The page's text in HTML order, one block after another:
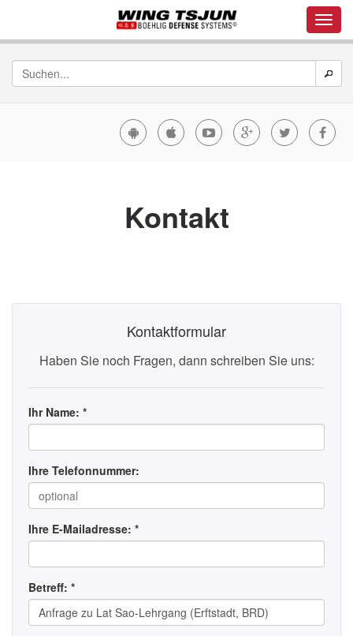
Kontakt
Kontaktformular
Haben Sie noch Fragen, dann schreiben Sie uns:
Ihr Name: *
Ihre Telefonnummer:
Ihre E-Mailadresse: *
Betreff: *